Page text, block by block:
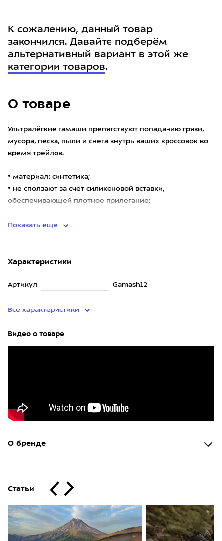
О товаре
Ультралёгкие гамаши препятствуют попаданию грязи,
мусора, песка, пыли и снега внутрь ваших кроссовок во
время трейлов.
• материал: синтетика;
• не сползают за счет силиконовой вставки,
обеспечивающей плотное прилегание;
Показать еще
Характеристики
Артикул Gamash12
Все характеристики
Видео о товаре
О бренде
Статьи
К сожалению, данный товар
закончился. Давайте подберём
альтернативный вариант в этой же
категории товаров.